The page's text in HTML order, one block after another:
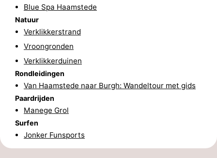
drinken
Evenementen
Praktisch
Forum
Route
Parkeren
Reisboekenwinkel
Blue Spa Haamstede
Natuur
Verklikkerstrand
Vroongronden
Verklikkerduinen
Rondleidingen
Van Haamstede naar Burgh: Wandeltour met gids
Paardrijden
Manege Grol
Surfen
Jonker Funsports